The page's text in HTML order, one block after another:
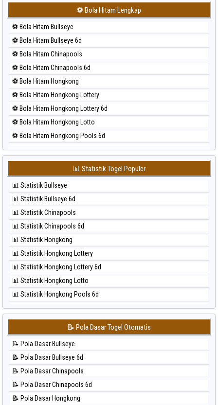
⚽ Bola Merah Japan 6d
⚽ Bola Merah Korea
⚽ Bola Merah Kuda Lari
⚽ Bola Merah Magnum Cambodia
⚽ Bola Merah Nagoya
⚽ Bola Merah North Carolina Day
⚽ Bola Merah Pcso
⚽ Bola Merah Sao Paulo
⚽ Bola Merah Singapore
⚽ Bola Merah Sydney
⚽ Bola Merah Sydney Lottery
⚽ Bola Merah Sydney Lottery 6d
⚽ Bola Merah Sydney Lotto
⚽ Bola Merah Sydney Pools 6d
⚽ Bola Merah Taipei
⚽ Bola Merah Taiwan
⚽ Bola Hitam Lengkap
⚽ Bola Hitam Bullseye
⚽ Bola Hitam Bullseye 6d
⚽ Bola Hitam Chinapools
⚽ Bola Hitam Chinapools 6d
⚽ Bola Hitam Hongkong
⚽ Bola Hitam Hongkong Lottery
⚽ Bola Hitam Hongkong Lottery 6d
⚽ Bola Hitam Hongkong Lotto
⚽ Bola Hitam Hongkong Pools 6d
⚽ Bola Hitam Japan
⚽ Bola Hitam Japan 6d
⚽ Bola Hitam Korea
⚽ Bola Hitam Kuda Lari
⚽ Bola Hitam Magnum Cambodia
⚽ Bola Hitam Nagoya
⚽ Bola Hitam North Carolina Day
⚽ Bola Hitam Pcso
⚽ Bola Hitam Sao Paulo
⚽ Bola Hitam Singapore
⚽ Bola Hitam Sydney
⚽ Bola Hitam Sydney Lottery
⚽ Bola Hitam Sydney Lottery 6d
⚽ Bola Hitam Sydney Lotto
⚽ Bola Hitam Sydney Pools 6d
⚽ Bola Hitam Taipei
⚽ Bola Hitam Taiwan
📊 Statistik Togel Populer
📊 Statistik Bullseye
📊 Statistik Bullseye 6d
📊 Statistik Chinapools
📊 Statistik Chinapools 6d
📊 Statistik Hongkong
📊 Statistik Hongkong Lottery
📊 Statistik Hongkong Lottery 6d
📊 Statistik Hongkong Lotto
📊 Statistik Hongkong Pools 6d
📊 Statistik Japan
📊 Statistik Japan 6d
📊 Statistik Korea
📊 Statistik Kuda Lari
📊 Statistik Magnum Cambodia
📊 Statistik Nagoya
📊 Statistik New York Midday
📊 Statistik North Carolina Day
📝 Pola Dasar Togel Otomatis
📝 Pola Dasar Bullseye
📝 Pola Dasar Bullseye 6d
📝 Pola Dasar Chinapools
📝 Pola Dasar Chinapools 6d
📝 Pola Dasar Hongkong